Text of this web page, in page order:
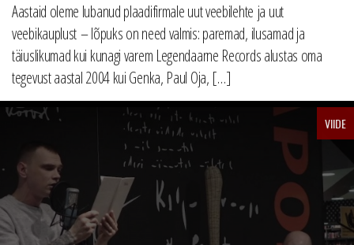
Aastaid oleme lubanud plaadifirmale uut veebilehte ja uut
veebikauplust – lõpuks on need valmis: paremad, ilusamad ja
täiuslikumad kui kunagi varem Legendaarne Records alustas oma
tegevust aastal 2004 kui Genka, Paul Oja, […]
VIIDE